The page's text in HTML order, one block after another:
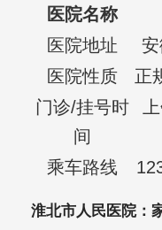
医院名称
医院地址
医院性质
正
门诊/挂号时
间
乘车路线
淮北市人民医院：